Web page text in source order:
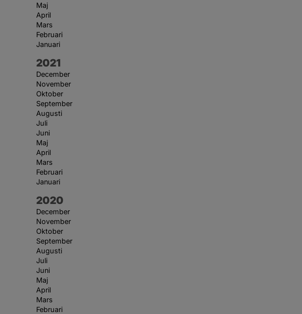
Maj
April
Mars
Februari
Januari
År:
2021
December
November
Oktober
September
Augusti
Juli
Juni
Maj
April
Mars
Februari
Januari
År:
2020
December
November
Oktober
September
Augusti
Juli
Juni
Maj
April
Mars
Februari